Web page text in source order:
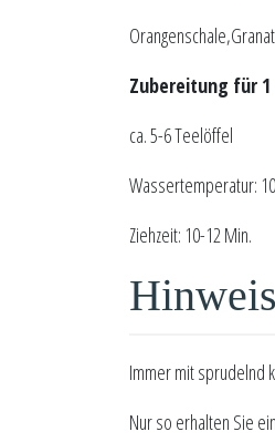
Zubereitung für 1
ca. 5-6 Teelöffel
Wassertemperatur:
Ziehzeit: 10-12 Min.
Hinweis
Immer mit sprudelnd
Nur so erhalten Sie